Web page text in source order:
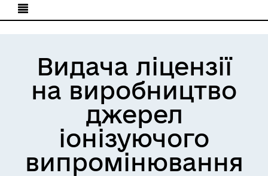
Видача ліцензії
на виробництво
джерел
іонізуючого
випромінювання